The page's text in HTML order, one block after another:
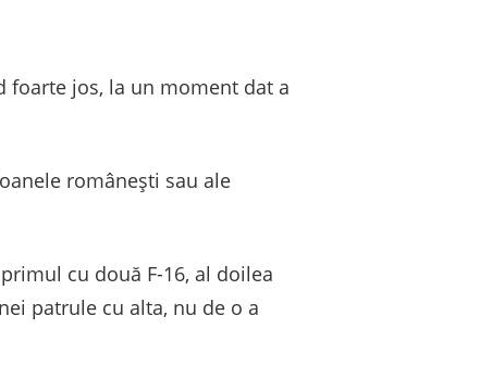
foarte jos, la un moment dat a
românești sau ale
cu două F-16, al doilea
patrule cu alta, nu de o a